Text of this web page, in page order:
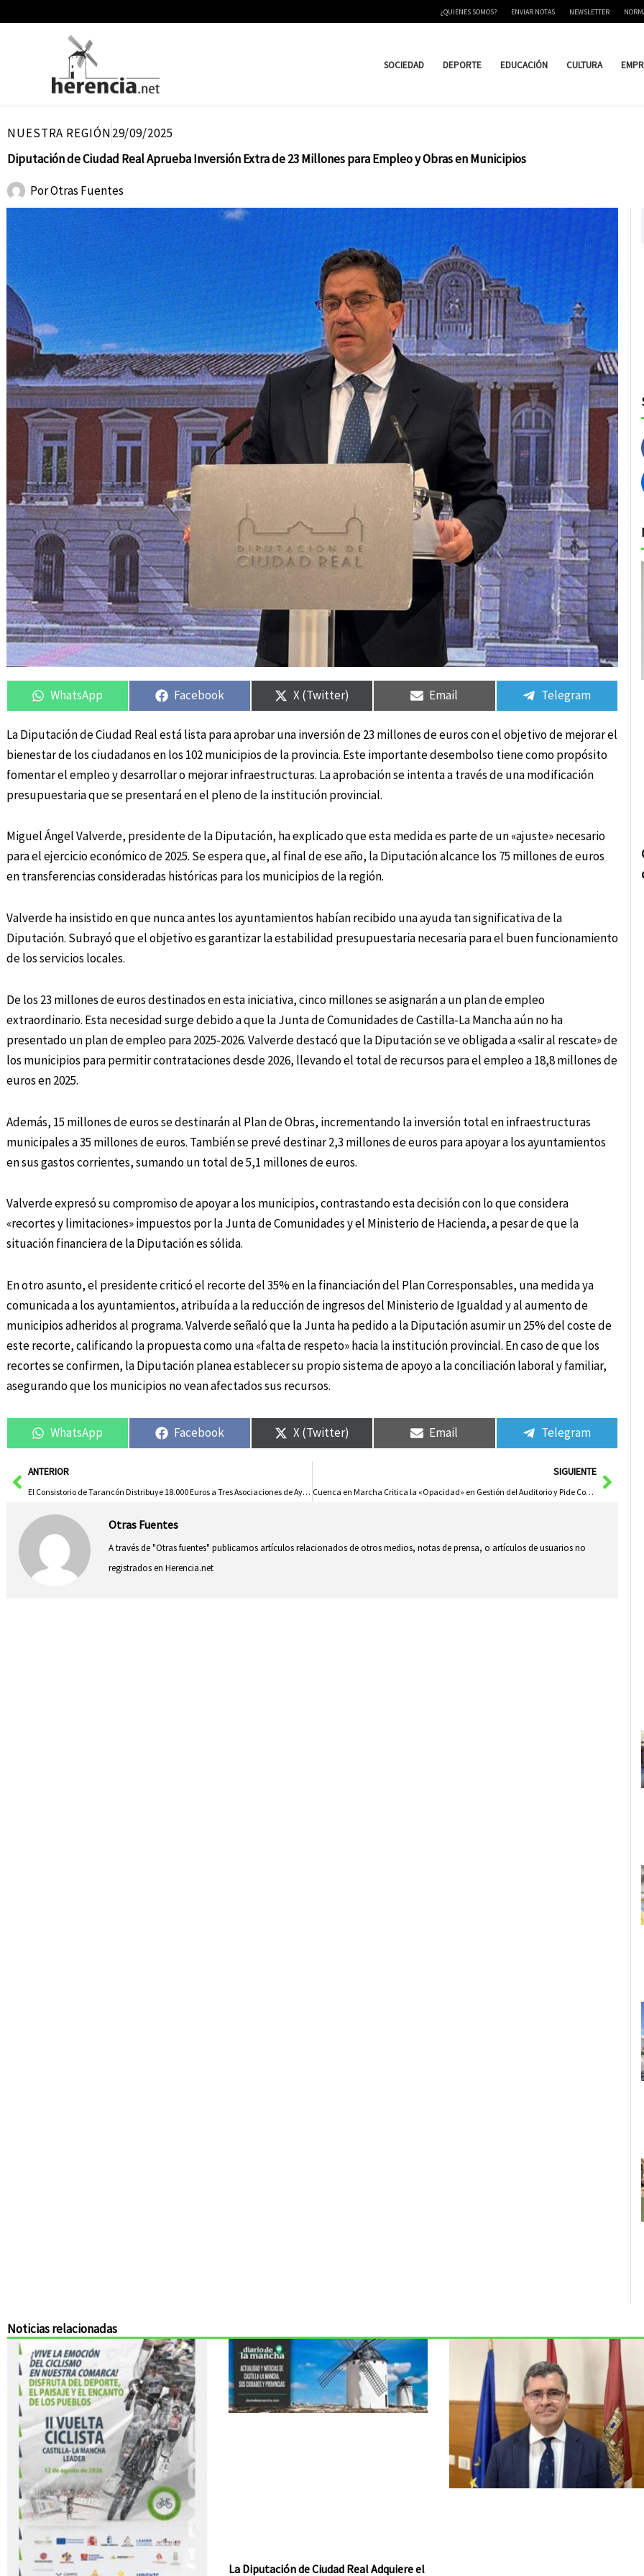
¿QUIENES SOMOS? ENVIAR NOTAS NEWSLETTER
SOCIEDAD DEPORTE EDUCACIÓN CULTURA
NUESTRA REGIÓN29/09/2025
Diputación de Ciudad Real Aprueba Inversión Extra de 23 Millones para Empleo y Obras en Municipios
PorOtras Fuentes
Compartir
en
WhatsApp
Compartir
en
Facebook
Compartir
en
X (Twitter)
Compartir
en
Email
Compartir
en
Telegram
La Diputación de Ciudad Real está lista para aprobar una inversión de 23 millones de euros con el objetivo de mejorar el
bienestar de los ciudadanos en los 102 municipios de la provincia. Este importante desembolso tiene como propósito
fomentar el empleo y desarrollar o mejorar infraestructuras. La aprobación se intenta a través de una modificación
presupuestaria que se presentará en el pleno de la institución provincial.
Miguel Ángel Valverde, presidente de la Diputación, ha explicado que esta medida es parte de un «ajuste» necesario
para el ejercicio económico de 2025. Se espera que, al final de ese año, la Diputación alcance los 75 millones de euros
en transferencias consideradas históricas para los municipios de la región.
Valverde ha insistido en que nunca antes los ayuntamientos habían recibido una ayuda tan significativa de la
Diputación. Subrayó que el objetivo es garantizar la estabilidad presupuestaria necesaria para el buen funcionamiento
de los servicios locales.
De los 23 millones de euros destinados en esta iniciativa, cinco millones se asignarán a un plan de empleo
extraordinario. Esta necesidad surge debido a que la Junta de Comunidades de Castilla-La Mancha aún no ha
presentado un plan de empleo para 2025-2026. Valverde destacó que la Diputación se ve obligada a «salir al rescate» de
los municipios para permitir contrataciones desde 2026, llevando el total de recursos para el empleo a 18,8 millones de
euros en 2025.
Además, 15 millones de euros se destinarán al Plan de Obras, incrementando la inversión total en infraestructuras
municipales a 35 millones de euros. También se prevé destinar 2,3 millones de euros para apoyar a los ayuntamientos
en sus gastos corrientes, sumando un total de 5,1 millones de euros.
Valverde expresó su compromiso de apoyar a los municipios, contrastando esta decisión con lo que considera
«recortes y limitaciones» impuestos por la Junta de Comunidades y el Ministerio de Hacienda, a pesar de que la
situación financiera de la Diputación es sólida.
En otro asunto, el presidente criticó el recorte del 35% en la financiación del Plan Corresponsables, una medida ya
comunicada a los ayuntamientos, atribuída a la reducción de ingresos del Ministerio de Igualdad y al aumento de
municipios adheridos al programa. Valverde señaló que la Junta ha pedido a la Diputación asumir un 25% del coste de
este recorte, calificando la propuesta como una «falta de respeto» hacia la institución provincial. En caso de que los
recortes se confirmen, la Diputación planea establecer su propio sistema de apoyo a la conciliación laboral y familiar,
asegurando que los municipios no vean afectados sus recursos.
Compartir
en
WhatsApp
Compartir
en
Facebook
Compartir
en
X (Twitter)
Compartir
en
Email
Compartir
en
Telegram
AntANTERIOR
El Consistorio de Tarancón Distribuye 18.000 Euros a Tres Asociaciones de Ayuda a Personas Vulnerables
SIGUIENTE
Cuenca en Marcha Critica la «Opacidad» en Gestión del Auditorio y Pide Convocatoria del Patronato
Otras Fuentes
A través de "Otras fuentes" publicamos artículos relacionados de otros medios, notas de prensa, o artículos de usuarios no
registrados en Herencia.net
Noticias relacionadas
La Diputación de Ciudad Real Adquiere el